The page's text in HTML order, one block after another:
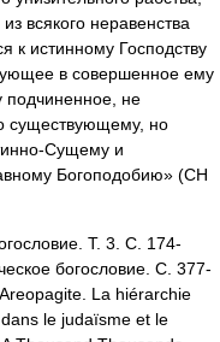
всякого неравенства
к истинному Господству
в совершенное ему
подчиненное, не
cуществующему, но
Сущему и
Богоподобию» (CH
Т. 3. С. 174-
богословие. С. 377-
La hiérarchie
le judaïsme et le